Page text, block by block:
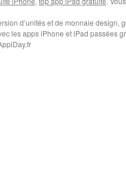
d’unités et de monnaie design,
les apps iPhone et iPad passées